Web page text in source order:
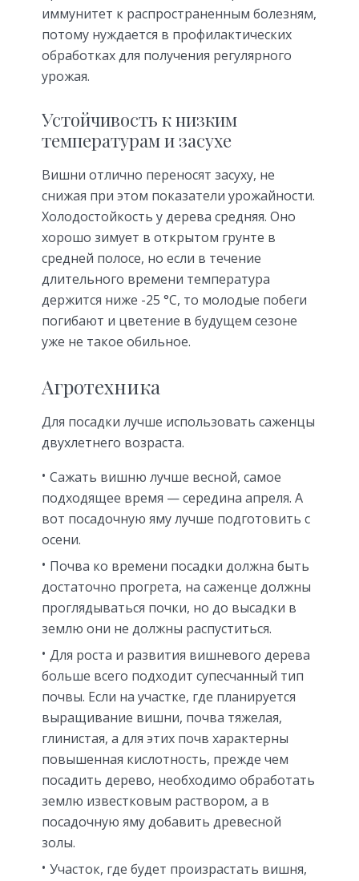
иммунитет к распространенным болезням,
потому нуждается в профилактических
обработках для получения регулярного
урожая.
Устойчивость к низким
температурам и засухе
Вишни отлично переносят засуху, не
снижая при этом показатели урожайности.
Холодостойкость у дерева средняя. Оно
хорошо зимует в открытом грунте в
средней полосе, но если в течение
длительного времени температура
держится ниже -25 °С, то молодые побеги
погибают и цветение в будущем сезоне
уже не такое обильное.
Агротехника
Для посадки лучше использовать саженцы
двухлетнего возраста.
Сажать вишню лучше весной, самое
подходящее время — середина апреля. А
вот посадочную яму лучше подготовить с
осени.
Почва ко времени посадки должна быть
достаточно прогрета, на саженце должны
проглядываться почки, но до высадки в
землю они не должны распуститься.
Для роста и развития вишневого дерева
больше всего подходит супесчанный тип
почвы. Если на участке, где планируется
выращивание вишни, почва тяжелая,
глинистая, а для этих почв характерны
повышенная кислотность, прежде чем
посадить дерево, необходимо обработать
землю известковым раствором, а в
посадочную яму добавить древесной
золы.
Участок, где будет произрастать вишня,